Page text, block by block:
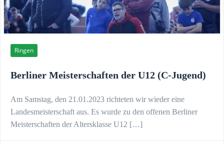
Ringen
Berliner Meisterschaften der U12 (C-Jugend)
Am Samstag, den 21.01.2023 richteten wir wieder eine
Landesmeisterschaft aus. Es wurde zu den offenen Berliner
Meisterschaften der Altersklasse U12 […]